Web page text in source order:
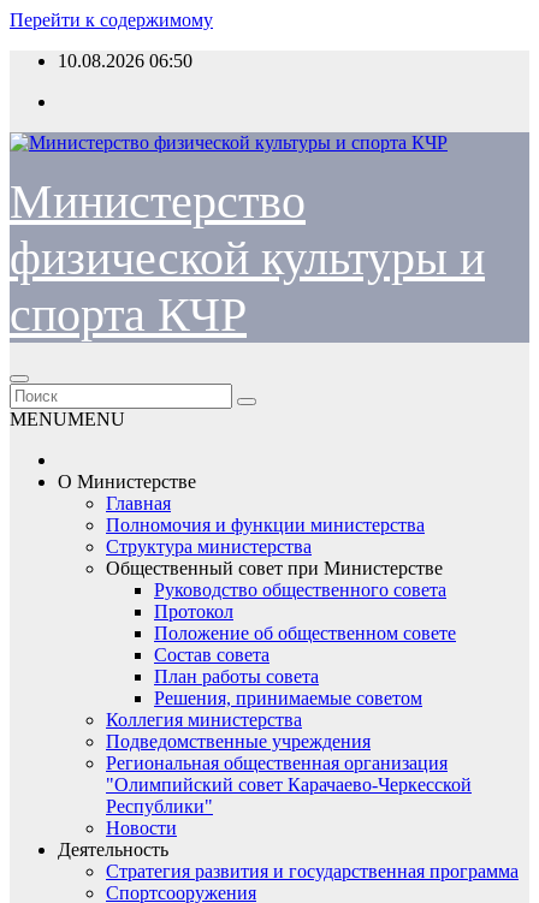
Перейти к содержимому
10.08.2026 06:50
Министерство
физической культуры и
спорта КЧР
MENUMENU
О Министерстве
Главная
Полномочия и функции министерства
Структура министерства
Общественный совет при Министерстве
Руководство общественного совета
Протокол
Положение об общественном совете
Состав совета
План работы совета
Решения, принимаемые советом
Коллегия министерства
Подведомственные учреждения
Региональная общественная организация
"Олимпийский совет Карачаево-Черкесской
Республики"
Новости
Деятельность
Стратегия развития и государственная программа
Спортсооружения